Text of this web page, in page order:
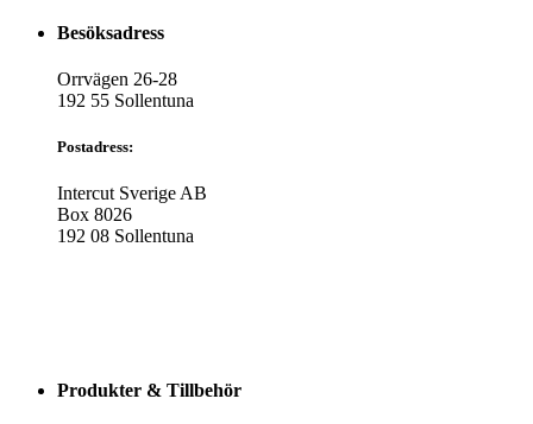
Besöksadress
Orrvägen 26-28
192 55 Sollentuna
Postadress:
Intercut Sverige AB
Box 8026
192 08 Sollentuna
Produkter & Tillbehör